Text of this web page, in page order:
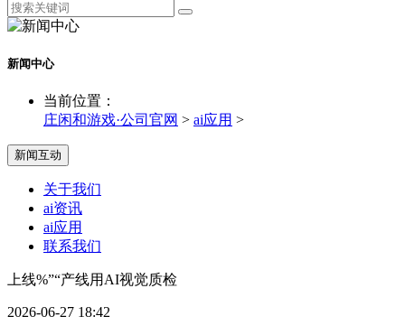
新闻中心
当前位置：
庄闲和游戏·公司官网 > ai应用 >
新闻互动
关于我们
ai资讯
ai应用
联系我们
上线%”“产线用AI视觉质检
2026-06-27 18:42